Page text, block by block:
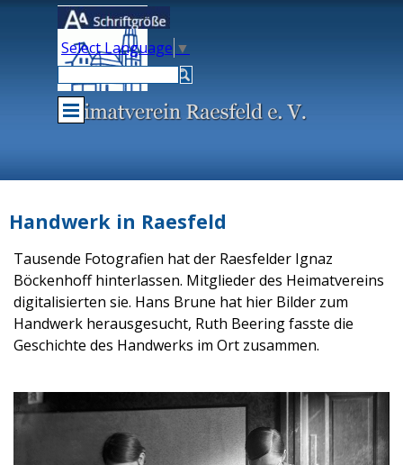
Direkt zum Seiteninhalt
Select Language ▼
Menü überspringen
Handwerk in Raesfeld
Tausende Fotografien hat der Raesfelder Ignaz
Böckenhoff hinterlassen. Mitglieder des Heimatvereins
digitalisierten sie. Hans Brune hat hier Bilder zum
Handwerk herausgesucht, Ruth Beering fasste die
Geschichte des Handwerks im Ort zusammen.